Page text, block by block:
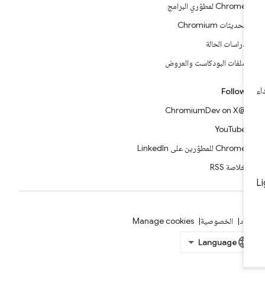
Chrome لمطوّري البرامج
تحديثات Chromium
دراسات الحالة
ملفات البودكاست والعروض
Follow
YouTube
Chrome للمطوّرين على LinkedIn
خلاصة RSS
الخصوصية Manage cookies